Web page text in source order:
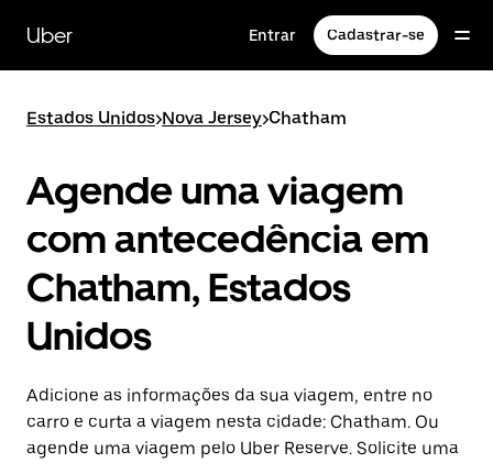
para
conteúdo
Uber Entrar Cadastrar-se
Estados Unidos>Nova Jersey>Chatham
Agende uma viagem
com antecedência em
Chatham, Estados
Unidos
Adicione as informações da sua viagem, entre no
carro e curta a viagem nesta cidade: Chatham. Ou
agende uma viagem pelo Uber Reserve. Solicite uma